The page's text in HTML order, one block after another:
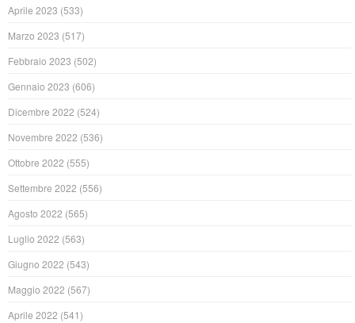
Aprile 2023 (533)
Marzo 2023 (517)
Febbraio 2023 (502)
Gennaio 2023 (606)
Dicembre 2022 (524)
Novembre 2022 (536)
Ottobre 2022 (555)
Settembre 2022 (556)
Agosto 2022 (565)
Luglio 2022 (563)
Giugno 2022 (543)
Maggio 2022 (567)
Aprile 2022 (541)